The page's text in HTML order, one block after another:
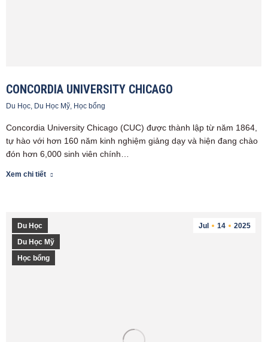
CONCORDIA UNIVERSITY CHICAGO
Du Học, Du Học Mỹ, Học bổng
Concordia University Chicago (CUC) được thành lập từ năm 1864,
tự hào với hơn 160 năm kinh nghiệm giảng dạy và hiện đang chào
đón hơn 6,000 sinh viên chính…
Xem chi tiết
Jul 14 2025
Du Học
Du Học Mỹ
Học bổng